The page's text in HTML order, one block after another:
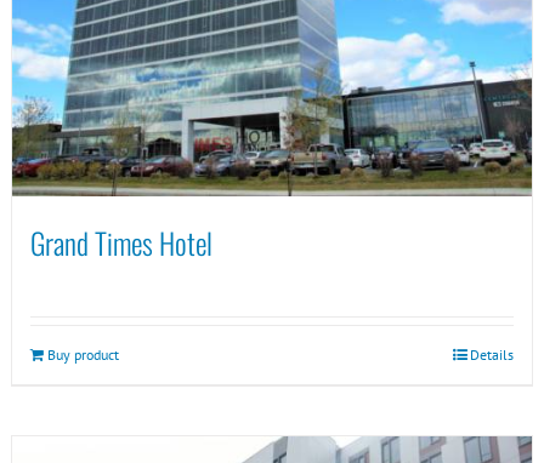
Grand Times Hotel
Buy product Details